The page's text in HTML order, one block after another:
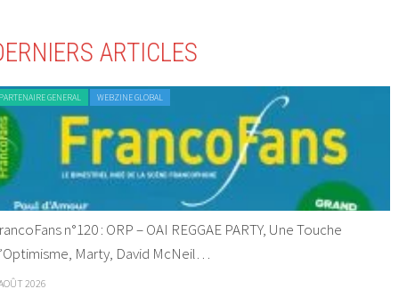
ARTICLES
GENERAL WEBZINE GLOBAL
n°120 : ORP – OAI REGGAE PARTY, Une Touche
Marty, David McNeil…
2026